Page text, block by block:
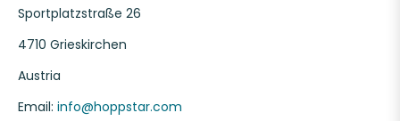
Sportplatzstraße 26
4710 Grieskirchen
Austria
Email: info@hoppstar.com